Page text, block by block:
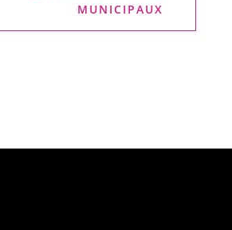
MUNICIPAUX